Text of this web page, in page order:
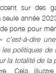
sur des
année
porte pour
c’est-à-dire
politiques de
la totalité de la
Cela